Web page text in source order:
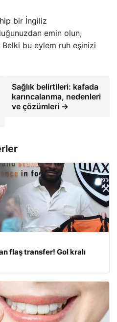
bir İngiliz
emin olun,
bu eylem ruh eşinizi
Sağlık belirtileri: kafada
karıncalanma, nedenleri
ve çözümleri →
flaş transfer! Gol kralı